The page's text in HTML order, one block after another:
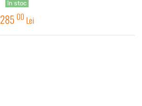
în stoc
285 00 Lei